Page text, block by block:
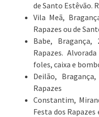
de Santo Estêvão.
Vila Meã,
Rapazes ou de
Babe,
Rapazes.
foles, caixa e
Deilão,
Rapazes
Constantim,
Festa dos